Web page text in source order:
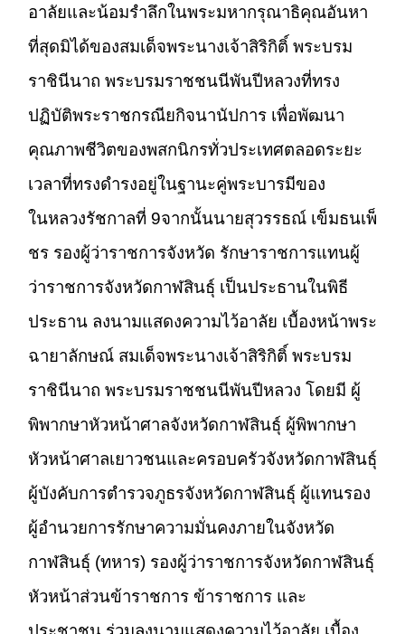
อาลัยและน้อมรำลึกในพระมหากรุณาธิคุณอันหา
ที่สุดมิได้ของสมเด็จพระนางเจ้าสิริกิติ์ พระบรม
ราชินีนาถ พระบรมราชชนนีพันปีหลวงที่ทรง
ปฏิบัติพระราชกรณียกิจนานัปการ เพื่อพัฒนา
คุณภาพชีวิตของพสกนิกรทั่วประเทศตลอดระยะ
เวลาที่ทรงดำรงอยู่ในฐานะคู่พระบารมีของ
ในหลวงรัชกาลที่ 9จากนั้นนายสุวรรธณ์ เข็มธนเพ็
ชร รองผู้ว่าราชการจังหวัด รักษาราชการแทนผู้
ว่าราชการจังหวัดกาฬสินธุ์ เป็นประธานในพิธี
ประธาน ลงนามแสดงความไว้อาลัย เบื้องหน้าพระ
ฉายาลักษณ์ สมเด็จพระนางเจ้าสิริกิติ์ พระบรม
ราชินีนาถ พระบรมราชชนนีพันปีหลวง โดยมี ผู้
พิพากษาหัวหน้าศาลจังหวัดกาฬสินธุ์ ผู้พิพากษา
หัวหน้าศาลเยาวชนและครอบครัวจังหวัดกาฬสินธุ์
ผู้บังคับการตำรวจภูธรจังหวัดกาฬสินธุ์ ผู้แทนรอง
ผู้อำนวยการรักษาความมั่นคงภายในจังหวัด
กาฬสินธุ์ (ทหาร) รองผู้ว่าราชการจังหวัดกาฬสินธุ์
หัวหน้าส่วนข้าราชการ ข้าราชการ และ